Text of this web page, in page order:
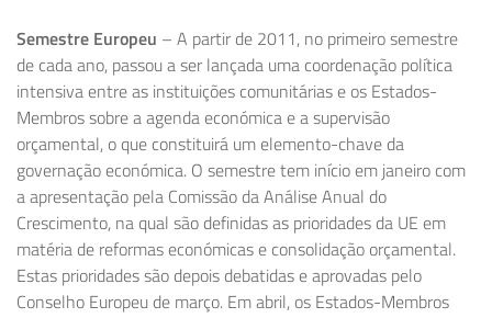
Semestre Europeu – A partir de 2011, no primeiro semestre
de cada ano, passou a ser lançada uma coordenação política
intensiva entre as instituições comunitárias e os Estados-
Membros sobre a agenda económica e a supervisão
orçamental, o que constituirá um elemento-chave da
governação económica. O semestre tem início em janeiro com
a apresentação pela Comissão da Análise Anual do
Crescimento, na qual são definidas as prioridades da UE em
matéria de reformas económicas e consolidação orçamental.
Estas prioridades são depois debatidas e aprovadas pelo
Conselho Europeu de março. Em abril, os Estados-Membros